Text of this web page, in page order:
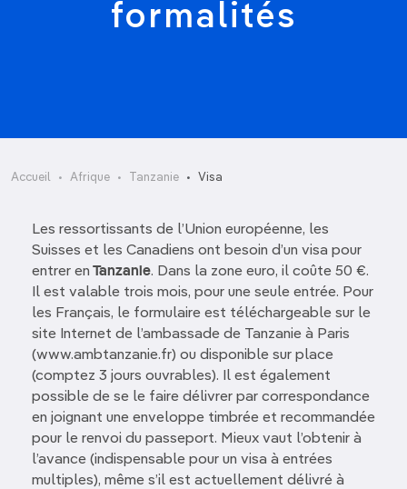
formalités
Accueil Afrique Tanzanie Visa
Les ressortissants de l’Union européenne, les
Suisses et les Canadiens ont besoin d’un visa pour
entrer en Tanzanie. Dans la zone euro, il coûte 50 €.
Il est valable trois mois, pour une seule entrée. Pour
les Français, le formulaire est téléchargeable sur le
site Internet de l’ambassade de Tanzanie à Paris
(www.ambtanzanie.fr) ou disponible sur place
(comptez 3 jours ouvrables). Il est également
possible de se le faire délivrer par correspondance
en joignant une enveloppe timbrée et recommandée
pour le renvoi du passeport. Mieux vaut l’obtenir à
l’avance (indispensable pour un visa à entrées
multiples), même s’il est actuellement délivré à